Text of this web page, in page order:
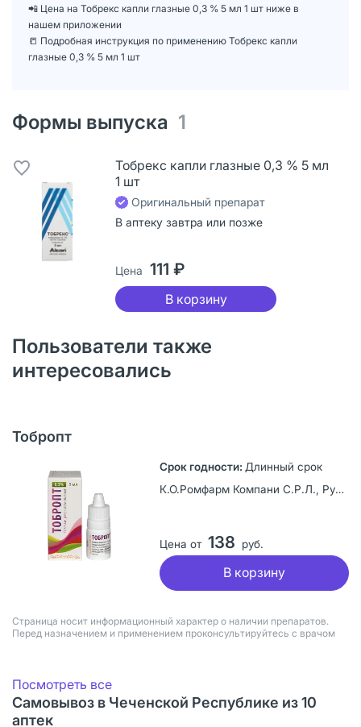
📲 Цена на Тобрекс капли глазные 0,3 % 5 мл 1 шт ниже в
нашем приложении
📒 Подробная инструкция по применению Тобрекс капли
глазные 0,3 % 5 мл 1 шт
Формы выпуска 1
Тобрекс капли глазные 0,3 % 5 мл
1 шт
Оригинальный препарат
В аптеку завтра или позже
Цена 111 ₽
В корзину
Пользователи также
интересовались
Тобропт
Длинный срок
К.О.Ромфарм Компани С.Р.Л., Румыния
Цена от 138 руб.
В корзину
Страница носит информационный характер о наличии препаратов.
Перед назначением и применением проконсультируйтесь с врачом
Посмотреть все
Самовывоз в Чеченской Республике из 10
аптек